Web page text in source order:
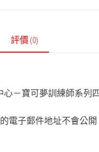
評價 (0)
心－寶可夢訓練師系列
電子郵件地址不會公開